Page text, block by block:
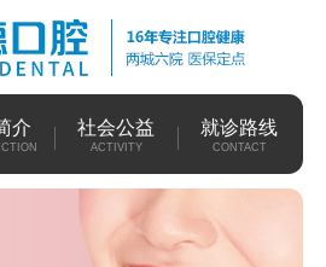
介 社会公益
ACTIVITY
就诊路线
CONTACT